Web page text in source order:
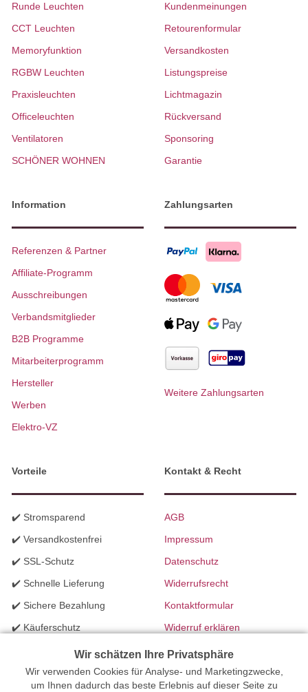
Runde Leuchten
CCT Leuchten
Memoryfunktion
RGBW Leuchten
Praxisleuchten
Officeleuchten
Ventilatoren
SCHÖNER WOHNEN
Kundenmeinungen
Retourenformular
Versandkosten
Listungspreise
Lichtmagazin
Rückversand
Sponsoring
Garantie
Information
Referenzen & Partner
Affiliate-Programm
Ausschreibungen
Verbandsmitglieder
B2B Programme
Mitarbeiterprogramm
Hersteller
Werben
Elektro-VZ
Zahlungsarten
Weitere Zahlungsarten
Vorteile
✔️ Stromsparend
✔️ Versandkostenfrei
✔️ SSL-Schutz
✔️ Schnelle Lieferung
✔️ Sichere Bezahlung
✔️ Käuferschutz
✔️ B2B Programm
✔️ Schneller Support
Kontakt & Recht
AGB
Impressum
Datenschutz
Widerrufsrecht
Kontaktformular
Widerruf erklären
Batteriegesetzhinweise
Richtlinien für Werbung
Wir schätzen Ihre Privatsphäre
Wir verwenden Cookies für Analyse- und Marketingzwecke,
um Ihnen dadurch das beste Erlebnis auf dieser Seite zu